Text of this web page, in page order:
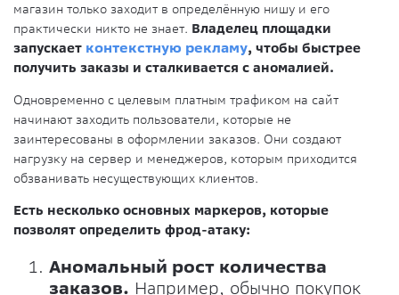
магазин только заходит в определённую нишу и его
практически никто не знает. Владелец площадки
запускает контекстную рекламу, чтобы быстрее
получить заказы и сталкивается с аномалией.
Одновременно с целевым платным трафиком на сайт
начинают заходить пользователи, которые не
заинтересованы в оформлении заказов. Они создают
нагрузку на сервер и менеджеров, которым приходится
обзванивать несуществующих клиентов.
Есть несколько основных маркеров, которые
позволят определить фрод-атаку:
Аномальный рост количества
заказов. Например, обычно покупок